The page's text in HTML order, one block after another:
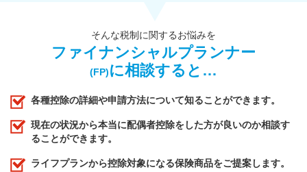
そんな税制に関するお悩みを
ファイナンシャルプランナー
(FP)に相談すると…
各種控除の詳細や申請方法について知ることができます。
現在の状況から本当に配偶者控除をした方が良いのか相談す
ることができます。
ライフプランから控除対象になる保険商品をご提案します。